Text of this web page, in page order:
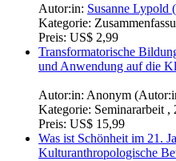
Autor:in: Susanne Lypold
Kategorie:
Preis: US$ 2,99
Transformatorische
und Anwendung auf die
Autor:in: Anonym
Kategorie: Seminararbeit ,
Preis: US$ 15,99
Was ist Schönheit im 21.
Kulturanthropologische